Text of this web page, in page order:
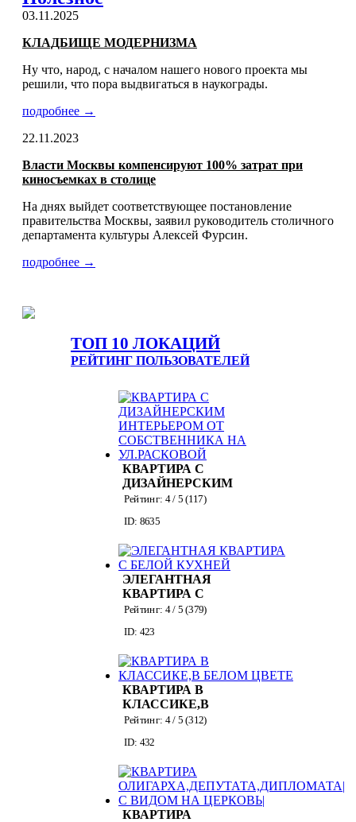
03.11.2025
КЛАДБИЩЕ МОДЕРНИЗМА
Ну что, народ, с началом нашего нового проекта мы
решили, что пора выдвигаться в наукограды.
подробнее →
22.11.2023
Власти Москвы компенсируют 100% затрат при
киносъемках в столице
На днях выйдет соответствующее постановление
правительства Москвы, заявил руководитель столичного
департамента культуры Алексей Фурсин.
подробнее →
ТОП 10 ЛОКАЦИЙ
РЕЙТИНГ ПОЛЬЗОВАТЕЛЕЙ
КВАРТИРА С
ДИЗАЙНЕРСКИМ
ИНТЕРЬЕРОМ ОТ
НА УЛ.РАСКОВОЙ
Рейтинг: 4/ 5 (117)
ID: 8635
ЭЛЕГАНТНАЯ
КВАРТИРА С
БЕЛОЙ КУХНЕЙ
Рейтинг: 4/ 5 (379)
ID: 423
КВАРТИРА В
КЛАССИКЕ,В
БЕЛОМ ЦВЕТЕ
Рейтинг: 4/ 5 (312)
ID: 432
КВАРТИРА